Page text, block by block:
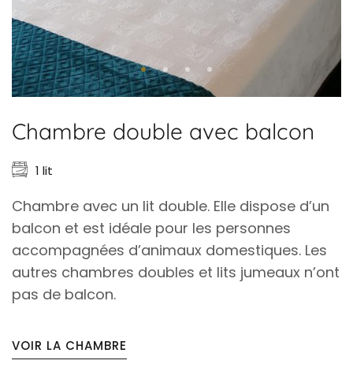
Chambre double avec balcon
1 lit
Chambre avec un lit double. Elle dispose d’un
balcon et est idéale pour les personnes
accompagnées d’animaux domestiques. Les
autres chambres doubles et lits jumeaux n’ont
pas de balcon.
VOIR LA CHAMBRE